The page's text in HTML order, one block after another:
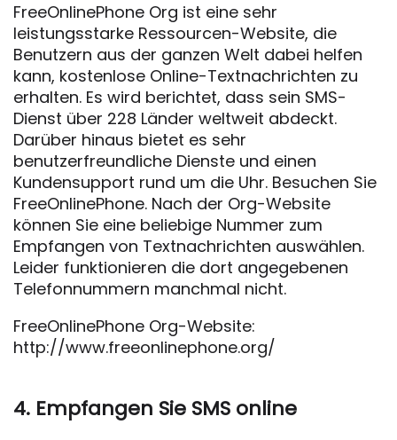
FreeOnlinePhone Org ist eine sehr
leistungsstarke Ressourcen-Website, die
Benutzern aus der ganzen Welt dabei helfen
kann, kostenlose Online-Textnachrichten zu
erhalten. Es wird berichtet, dass sein SMS-
Dienst über 228 Länder weltweit abdeckt.
Darüber hinaus bietet es sehr
benutzerfreundliche Dienste und einen
Kundensupport rund um die Uhr. Besuchen Sie
FreeOnlinePhone. Nach der Org-Website
können Sie eine beliebige Nummer zum
Empfangen von Textnachrichten auswählen.
Leider funktionieren die dort angegebenen
Telefonnummern manchmal nicht.
FreeOnlinePhone Org-Website:
http://www.freeonlinephone.org/
4. Empfangen Sie SMS online